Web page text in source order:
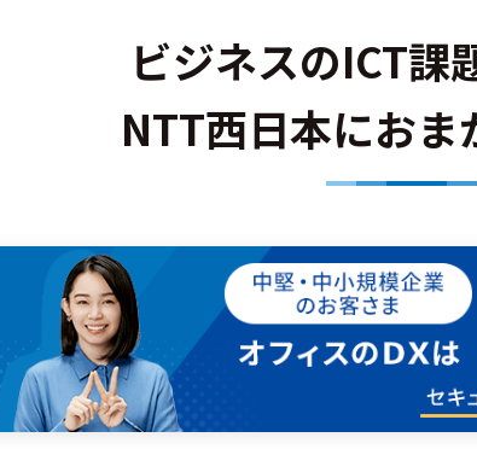
ビジネスのICT課
NTT西日本におま